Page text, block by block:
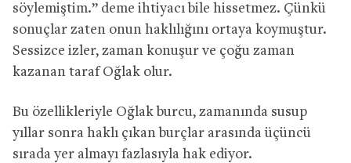
söylemiştim.” deme ihtiyacı bile hissetmez. Çünkü
sonuçlar zaten onun haklılığını ortaya koymuştur.
Sessizce izler, zaman konuşur ve çoğu zaman
kazanan taraf Oğlak olur.
Bu özellikleriyle Oğlak burcu, zamanında susup
yıllar sonra haklı çıkan burçlar arasında üçüncü
sırada yer almayı fazlasıyla hak ediyor.